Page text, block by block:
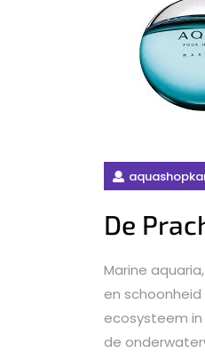
De
Marine
en
ecosysteem
de